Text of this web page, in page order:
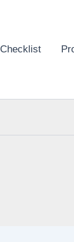
Checklist